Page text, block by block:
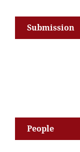
Submission
People